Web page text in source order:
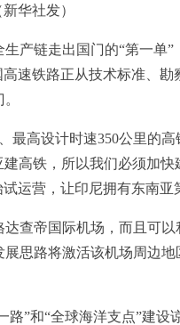
华社发）
链走出国门的“第一单”
速铁路正从技术标准、勘
高设计时速350公里的高
高铁，所以我们必须加快
运营，让印尼拥有东南亚
帝国际机场，而且可以
思路将激活该机场周边
”和“全球海洋支点”建设